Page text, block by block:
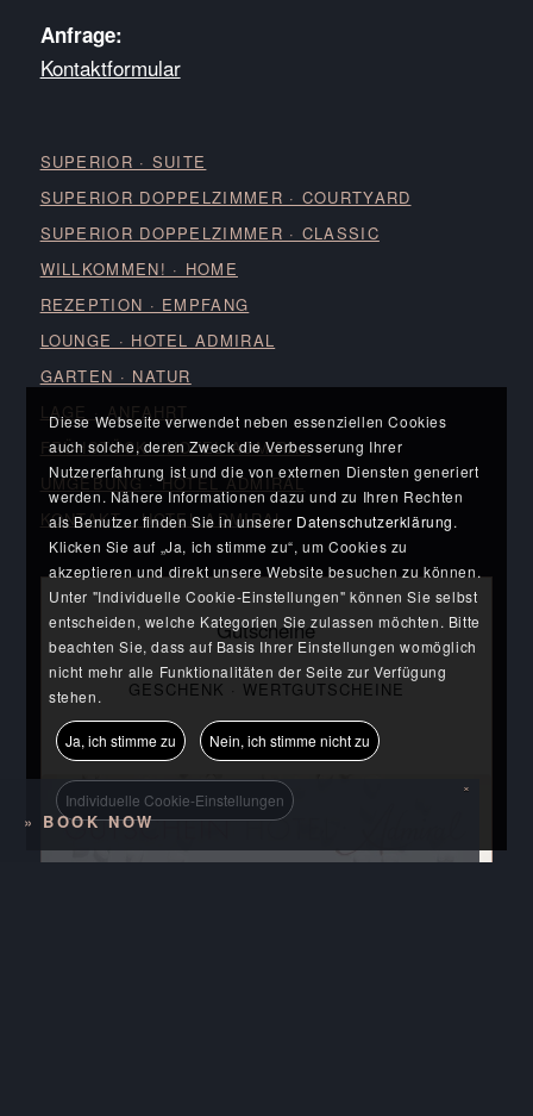
Anfrage:
Kontaktformular
SUPERIOR · SUITE
SUPERIOR DOPPELZIMMER · COURTYARD
SUPERIOR DOPPELZIMMER · CLASSIC
WILLKOMMEN! · HOME
REZEPTION · EMPFANG
LOUNGE · HOTEL ADMIRAL
GARTEN · NATUR
LAGE · ANFAHRT
FRÜHSTÜCK · HOTEL ADMIRAL
UMGEBUNG · HOTEL ADMIRAL
KONTAKT · HOTEL ADMIRAL
Gutscheine
GESCHENK · WERTGUTSCHEINE
Diese Webseite verwendet neben essenziellen Cookies
auch solche, deren Zweck die Verbesserung Ihrer
Nutzererfahrung ist und die von externen Diensten generiert
werden. Nähere Informationen dazu und zu Ihren Rechten
als Benutzer finden Sie in unserer Datenschutzerklärung.
Klicken Sie auf „Ja, ich stimme zu“, um Cookies zu
akzeptieren und direkt unsere Website besuchen zu können.
Unter "Individuelle Cookie-Einstellungen" können Sie selbst
entscheiden, welche Kategorien Sie zulassen möchten. Bitte
beachten Sie, dass auf Basis Ihrer Einstellungen womöglich
nicht mehr alle Funktionalitäten der Seite zur Verfügung
stehen.
Ja, ich stimme zu Nein, ich stimme nicht zu
Individuelle Cookie-Einstellungen
» BOOK NOW
×